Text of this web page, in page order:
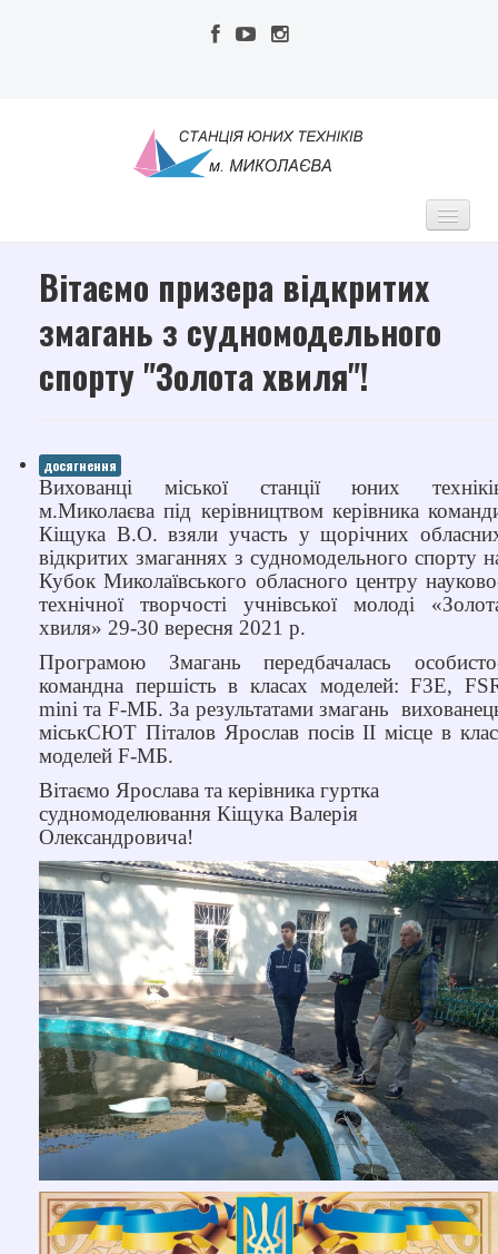
МСЮТ
Педагогічний колектив
Наші досягнення
Звернення громадян
Річний звіт
ГУРТКИ
Науково-технічний напрям
Художньо-естетичний напрям
Дистанційне навчання
Цікава математика
ДІЯЛЬНІСТЬ
STEM-освіта
Наші проекти
Методична діяльність
Методичні розробки
Навчальні програми
Документи
НОВИНИ
РОЗКЛАД ЗАНЯТЬ
АТЕСТАЦІЯ
БАТЬКАМ ТА ДІТЯМ
Батьківський лекторій
Вітаємо призера відкритих
змагань з судномодельного
спорту "Золота хвиля"!
досягнення
Вихованці міської станції юних
м.Миколаєва під керівництвом керівника
Кіщука В.О. взяли участь у щорічних
відкритих змаганнях з судномодельного спорту
Кубок Миколаївського обласного центру
технічної творчості учнівської молоді
хвиля» 29-30 вересня 2021 р.
Програмою Змагань передбачалась
командна першістьв класах моделей:F3E,
mini та F-МБ. За результатами змагань
міськСЮТ Піталов Ярослав посів ІІ місце в
моделей F-МБ.
Вітаємо Ярослава та керівника гуртка
судномоделювання Кіщука Валерія
Олександровича!